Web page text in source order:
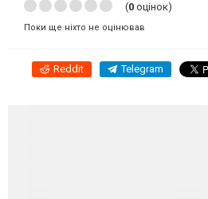
(0 оцінок)
Поки ще ніхто не оцінював
Reddit Telegram